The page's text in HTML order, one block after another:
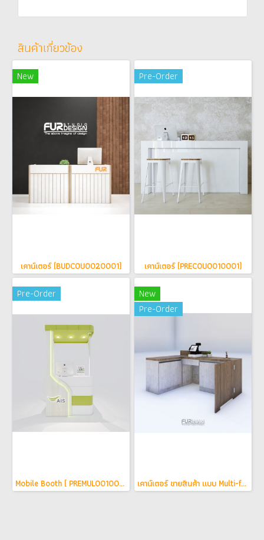
สินค้าเกี่ยวข้อง
New
เคาน์เตอร์ (BUDCOU0020001)
Pre-Order
เคาน์เตอร์ (PRECOU0010001)
Pre-Order
Mobile Booth ( PREMUL0010005 )
New
Pre-Order
เคาน์เตอร์ ขายสินค้า แบบ Multi-function ( PREMUL0010010 )